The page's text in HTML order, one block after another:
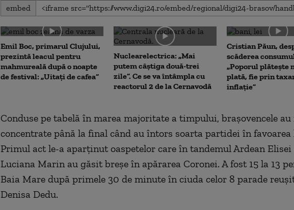
0
seconds
0
secondsVolume
90%
embed
Emil Boc, primarul Clujului,
prezintă leacul pentru
mahmureală după o noapte
de festival: „Uitați de cafea”
Nuclearelectrica: „Mai
putem câștiga două-trei
zile”. Ce se va întâmpla cu
reactorul 2 de la Cernavodă
Cristian Păun,
scăderea
„Poporul plătește
plată, fie prin
inflație”
Conduse pe tabelă în marea majoritate a timpului, braşovencele au
concentrate până la final când au întors soarta partidei în favoarea
Primul act le-a aparţinut oaspetelor care în tandemul Ardean Elisei
Luciana Marin au găsit breşe în apărarea Coronei. A fost 15 la 13
Baia Mare după primele 30 de minute în ciuda celor 8 parade
Denisa Dedu.